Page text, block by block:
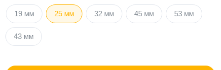
19 мм 25 мм 32 мм 45 мм 53 мм
43 мм